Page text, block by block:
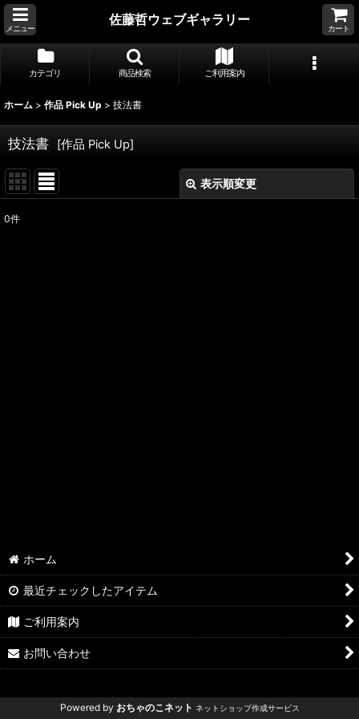
メニュー
佐藤哲ウェブギャラリー
カート
カテゴリ 商品検索 ご利用案内
ホーム > 作品 Pick Up > 技法書
技法書 [作品 Pick Up]
表示順変更
0件
ホーム
最近チェックしたアイテム
ご利用案内
お問い合わせ
Powered by おちゃのこネット ネットショップ作成サービス